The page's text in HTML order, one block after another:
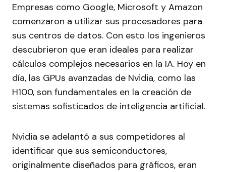
Empresas como Google, Microsoft y Amazon
comenzaron a utilizar sus procesadores para
sus centros de datos. Con esto los ingenieros
descubrieron que eran ideales para realizar
cálculos complejos necesarios en la IA. Hoy en
día, las GPUs avanzadas de Nvidia, como las
H100, son fundamentales en la creación de
sistemas sofisticados de inteligencia artificial.
Nvidia se adelantó a sus competidores al
identificar que sus semiconductores,
originalmente diseñados para gráficos, eran